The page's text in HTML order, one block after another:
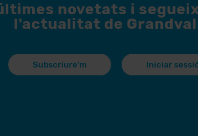
novetats i
l'actualitat de
Subscriure'm Iniciar